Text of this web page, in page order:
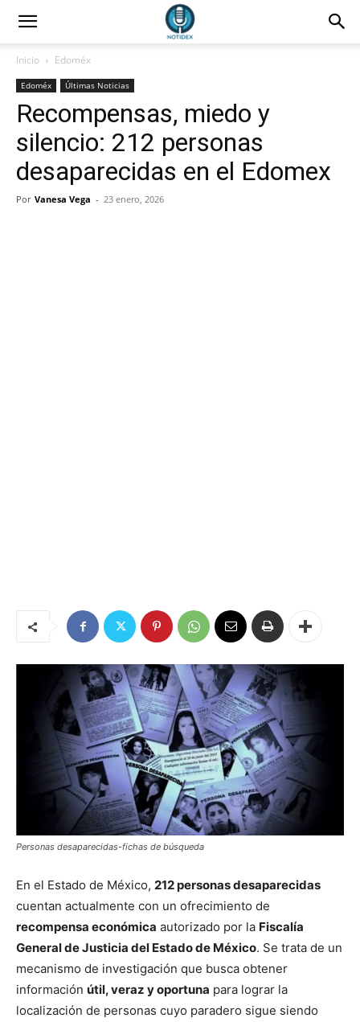
Inicio Edoméx
Edoméx Últimas Noticias
Recompensas, miedo y
silencio: 212 personas
desaparecidas en el Edomex
Por Vanesa Vega - 23 enero, 2026
Personas desaparecidas-fichas de búsqueda
En el Estado de México, 212 personas desaparecidas
cuentan actualmente con un ofrecimiento de
recompensa económica autorizado por la Fiscalía
General de Justicia del Estado de México. Se trata de un
mecanismo de investigación que busca obtener
información útil, veraz y oportuna para lograr la
localización de personas cuyo paradero sigue siendo